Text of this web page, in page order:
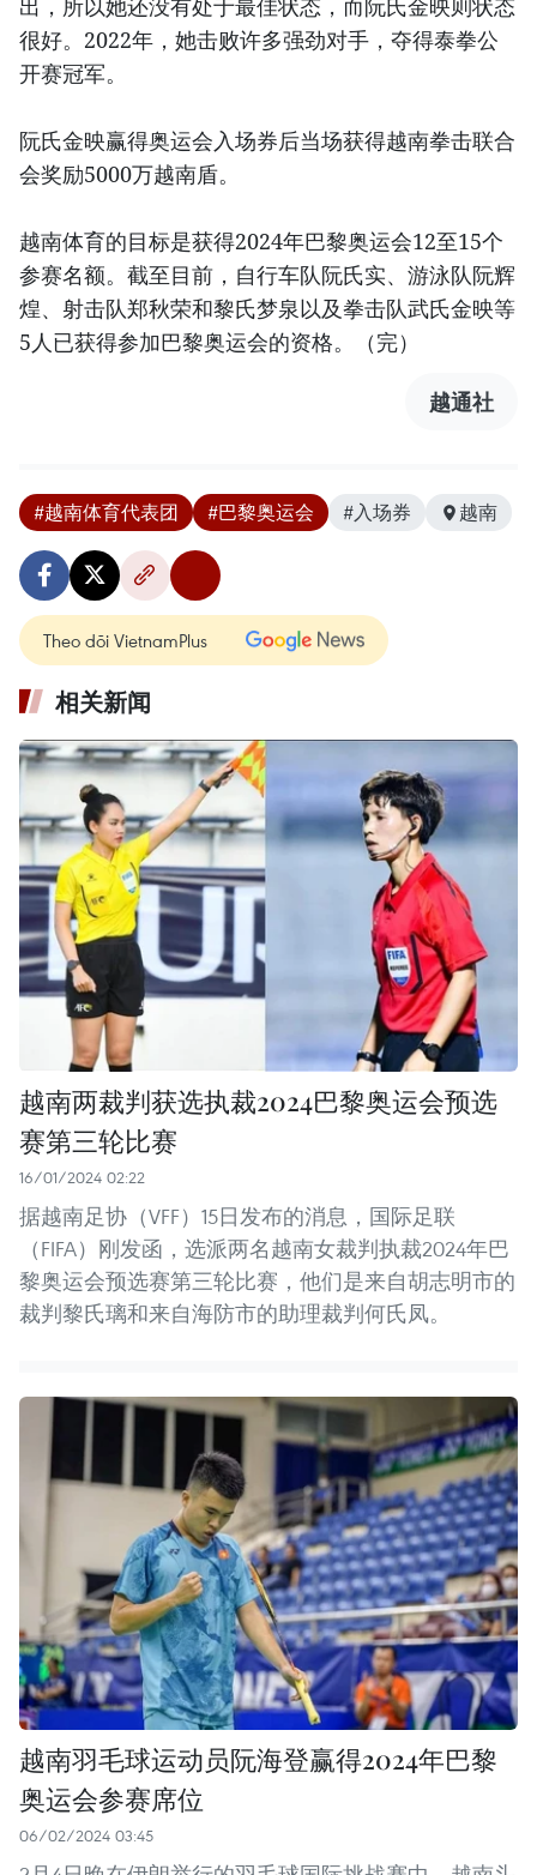
出，所以她还没有处于最佳状态，而阮氏金映则状态
很好。2022年，她击败许多强劲对手，夺得泰拳公
开赛冠军。
阮氏金映赢得奥运会入场券后当场获得越南拳击联合
会奖励5000万越南盾。
越南体育的目标是获得2024年巴黎奥运会12至15个
参赛名额。截至目前，自行车队阮氏实、游泳队阮辉
煌、射击队郑秋荣和黎氏梦泉以及拳击队武氏金映等
5人已获得参加巴黎奥运会的资格。（完）
越通社
#越南体育代表团 #巴黎奥运会 #入场券 越南
Theo dõi VietnamPlus
相关新闻
越南两裁判获选执裁2024巴黎奥运会预选
赛第三轮比赛
16/01/2024 02:22
据越南足协（VFF）15日发布的消息，国际足联
（FIFA）刚发函，选派两名越南女裁判执裁2024年巴
黎奥运会预选赛第三轮比赛，他们是来自胡志明市的
裁判黎氏璃和来自海防市的助理裁判何氏凤。
越南羽毛球运动员阮海登赢得2024年巴黎
奥运会参赛席位
06/02/2024 03:45